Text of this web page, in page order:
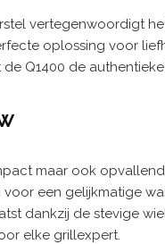
vertegenwoordigt
oplossing voor
Q1400 de
maar ook
een gelijkmatige
dankzij de stevige
elke grillexpert.